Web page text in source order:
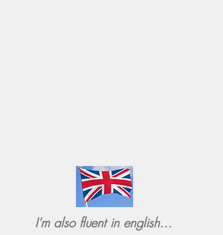
I'm also fluent in english...